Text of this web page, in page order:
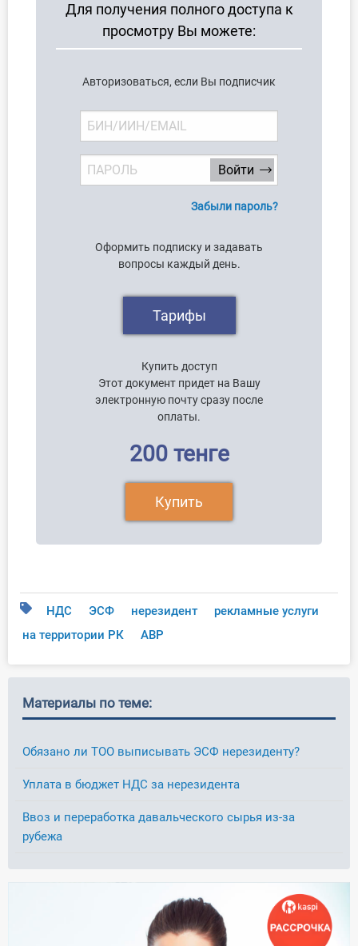
бухгалтера
Для получения полного доступа к
просмотру Вы можете:
Авторизоваться, если Вы подписчик
Забыли пароль?
Оформить подписку и задавать
вопросы каждый день.
Тарифы
Купить доступ
Этот документ придет на Вашу
электронную почту сразу после
оплаты.
200 тенге
Купить
НДС ЭСФ нерезидент
рекламные услуги
на территории РК
АВР
Материалы по теме:
Обязано ли ТОО выписывать ЭСФ нерезиденту?
Уплата в бюджет НДС за нерезидента
Ввоз и переработка давальческого сырья из-за
рубежа